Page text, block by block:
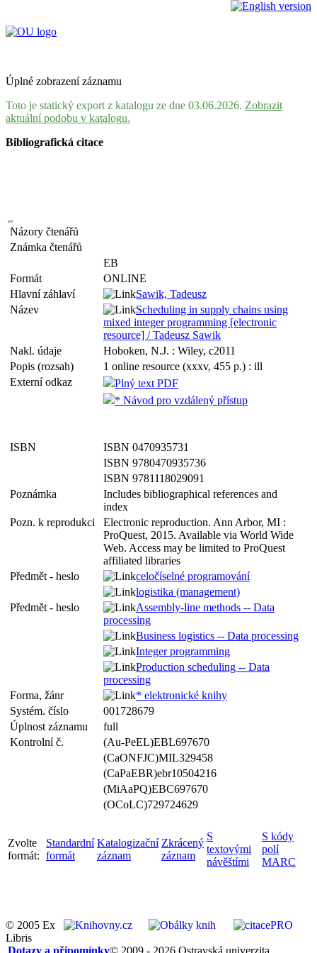
Úplné zobrazení záznamu
Toto je statický export z katalogu ze dne 03.06.2026. Zobrazit
aktuální podobu v katalogu.
Bibliografická citace
Názory čtenářů
Známka čtenářů
EB
Formát
ONLINE
Hlavní záhlaví
Sawik, Tadeusz
Název
Scheduling in supply chains using
mixed integer programming [electronic
resource] / Tadeusz Sawik
Nakl. údaje
Hoboken, N.J. : Wiley, c2011
Popis (rozsah)
1 online resource (xxxv, 455 p.) : ill
Externí odkaz
Plný text PDF
* Návod pro vzdálený přístup
ISBN
ISBN 0470935731
ISBN 9780470935736
ISBN 9781118029091
Poznámka
Includes bibliographical references and
index
Pozn. k reprodukci
Electronic reproduction. Ann Arbor, MI :
ProQuest, 2015. Available via World Wide
Web. Access may be limited to ProQuest
affiliated libraries
Předmět - heslo
celočíselné programování
logistika (management)
Předmět - heslo
Assembly-line methods -- Data
processing
Business logistics -- Data processing
Integer programming
Production scheduling -- Data
processing
Forma, žánr
* elektronické knihy
Systém. číslo
001728679
Úplnost záznamu
full
Kontrolní č.
(Au-PeEL)EBL697670
(CaONFJC)MIL329458
(CaPaEBR)ebr10504216
(MiAaPQ)EBC697670
(OCoLC)729724629
Zvolte
formát:
Standardní
formát
Katalogizační
záznam
Zkrácený
záznam
S
textovými
návěštími
S kódy
polí
MARC
© 2005 Ex
Libris
© 2009 - 2026 Ostravská univerzita
Dotazy a připomínky